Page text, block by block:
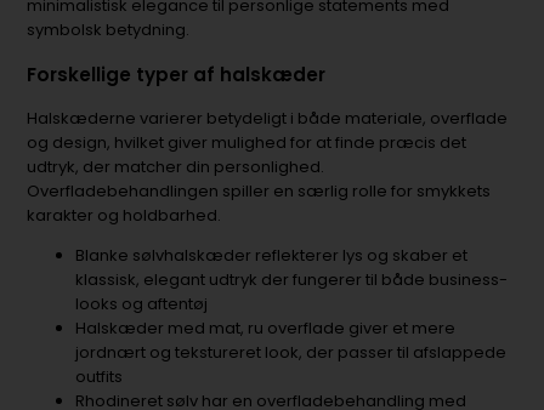
minimalistisk elegance til personlige statements med
symbolsk betydning.
Forskellige typer af halskæder
Halskæderne varierer betydeligt i både materiale, overflade
og design, hvilket giver mulighed for at finde præcis det
udtryk, der matcher din personlighed.
Overfladebehandlingen spiller en særlig rolle for smykkets
karakter og holdbarhed.
Blanke sølvhalskæder reflekterer lys og skaber et
klassisk, elegant udtryk der fungerer til både business-
looks og aftentøj
Halskæder med mat, ru overflade giver et mere
jordnært og tekstureret look, der passer til afslappede
outfits
Rhodineret sølv har en overfladebehandling med